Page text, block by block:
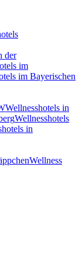
der
im
im Bayerischen
Wellnesshotels in
Wellnesshotels
in
Wellness